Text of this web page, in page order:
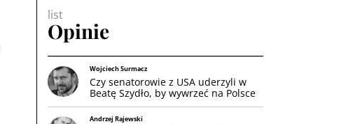
list
Opinie
Wojciech Surmacz
Czy senatorowie z USA uderzyli w
Beatę Szydło, by wywrzeć na Polsce
presję w sprawie zakupu systemu
Patriot?
Andrzej Rajewski